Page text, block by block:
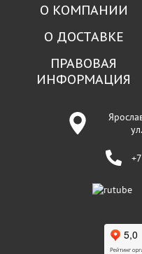
О КОМПАНИИ
О ДОСТАВКЕ
ПРАВОВАЯ
ИНФОРМАЦИЯ